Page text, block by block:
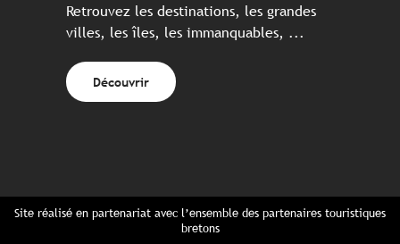
Retrouvez les destinations, les grandes
villes, les îles, les immanquables, ...
Découvrir
Site réalisé en partenariat avec l’ensemble des partenaires touristiques
bretons